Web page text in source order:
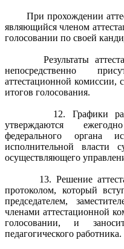
При прохождении
являющийся членом
голосовании по своей
Результаты
непосредственно
аттестационной комиссии,
итогов голосования.
12. Графики работы
утверждаются
федерального органа
исполнительной власти
осуществляющего
13. Решение
протоколом, который
председателем,
членами аттестационной
голосовании, и
педагогического работника.